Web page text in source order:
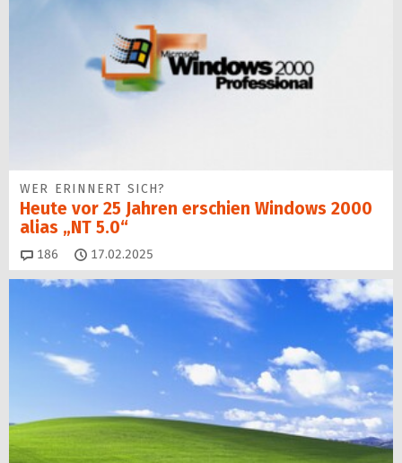
WER ERINNERT SICH?
Heute vor 25 Jahren erschien Windows 2000
alias „NT 5.0“
186 Kommentare
17.02.2025